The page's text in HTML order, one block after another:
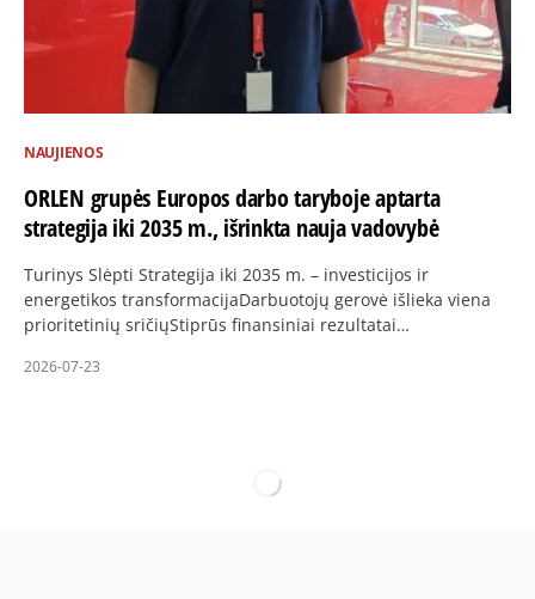
NAUJIENOS
ORLEN grupės Europos darbo taryboje aptarta
strategija iki 2035 m., išrinkta nauja vadovybė
Turinys Slėpti Strategija iki 2035 m. – investicijos ir
energetikos transformacijaDarbuotojų gerovė išlieka viena
prioritetinių sričiųStiprūs finansiniai rezultatai…
2026-07-23